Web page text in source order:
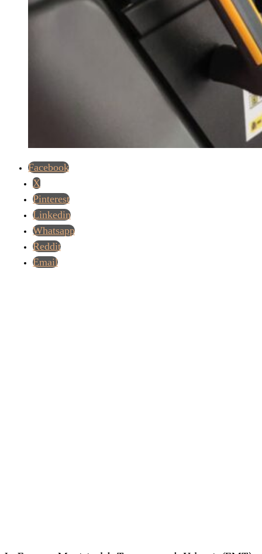
Facebook
X
Pinterest
Linkedin
Whatsapp
Reddit
Email